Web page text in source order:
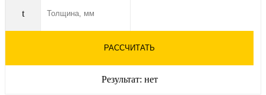
t
РАССЧИТАТЬ
Результат: нет